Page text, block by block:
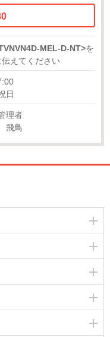
MEL-D-NT>を
えてください
日
理者
飛鳥